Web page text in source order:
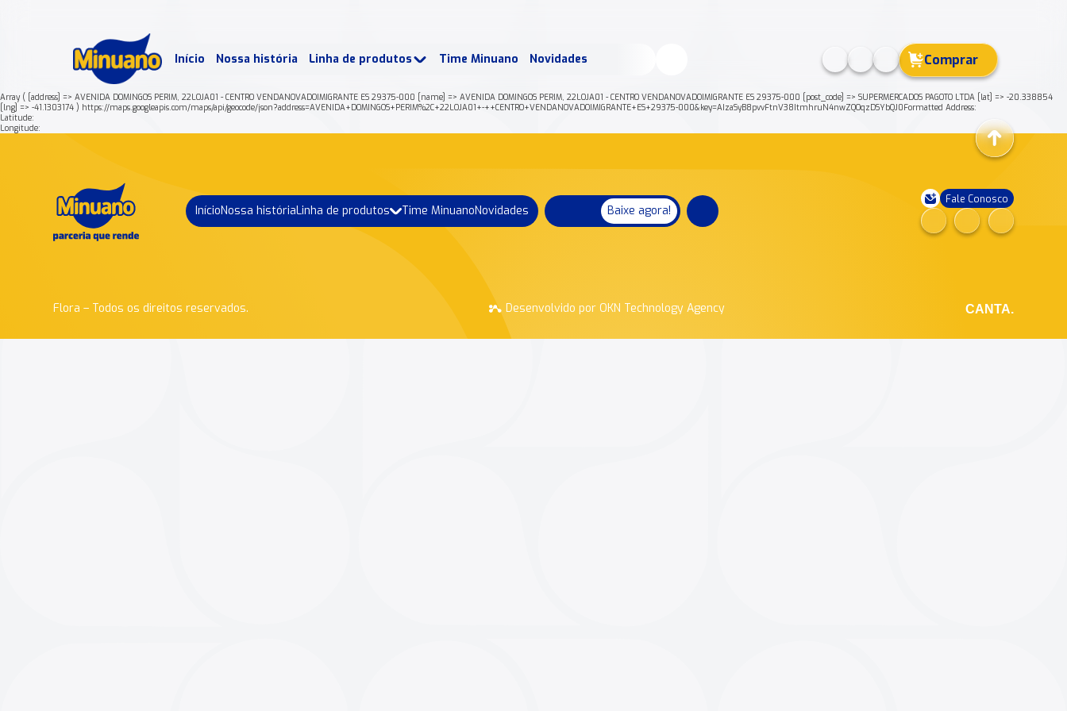
Início Nossa história Linha de produtos Time Minuano Novidades Comprar
Array ( [address] => AVENIDA DOMINGOS PERIM, 22LOJA01 - CENTRO VENDANOVADOIMIGRANTE ES 29375-000 [name] => AVENIDA DOMINGOS PERIM, 22LOJA01 - CENTRO VENDANOVADOIMIGRANTE ES 29375-000 [post_code] => SUPERMERCADOS PAGOTO LTDA [lat] => -20.338854
[lng] => -41.1303174 ) https://maps.googleapis.com/maps/api/geocode/json?address=AVENIDA+DOMINGOS+PERIM%2C+22LOJA01+-++CENTRO+VENDANOVADOIMIGRANTE+ES+29375-000&key=AIzaSyB8pvvFtnV38ItmhruN4nwZQOqzDSYbQJ0Formatted Address:
Latitude:
Longitude:
InícioNossa históriaLinha de produtos Time MinuanoNovidades Baixe agora!
Fale Conosco
Flora – Todos os direitos reservados. Desenvolvido por OKN Technology Agency CANTA.